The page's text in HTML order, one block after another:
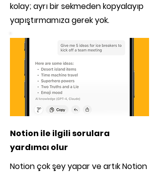
kolay; ayrı bir sekmeden kopyalayıp
yapıştırmamıza gerek yok.
Notion ile ilgili sorulara
yardımcı olur
Notion çok şey yapar ve artık Notion